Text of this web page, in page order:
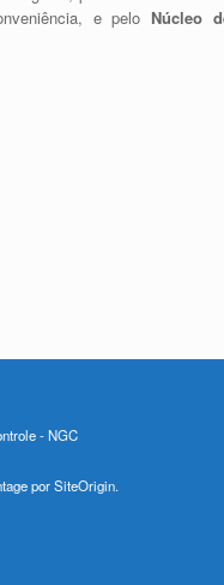
e pelo Núcleo
- NGC
porSiteOrigin.